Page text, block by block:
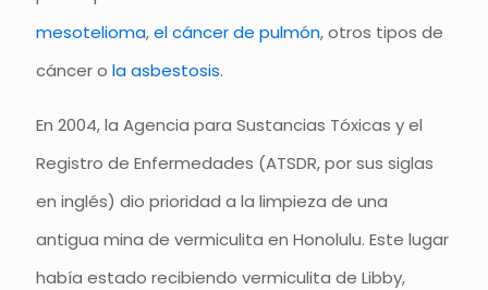
mesotelioma,el cáncer de pulmón, otros tipos de
cáncer o la asbestosis.
En 2004, la Agencia para Sustancias Tóxicas y el
Registro de Enfermedades (ATSDR, por sus siglas
en inglés) dio prioridad a la limpieza de una
antigua mina de vermiculita en Honolulu. Este lugar
había estado recibiendo vermiculita de Libby,